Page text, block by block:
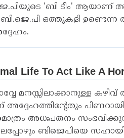
'ബി ടീം' ആയാണ്
ബി.ജെ.പി ഒത്തുകളി
മനസ്സിലാക്കാനുള്ള
അദ്ദേഹത്തിന്റേതും
അധഃപതനം
ബിജെപിയെ